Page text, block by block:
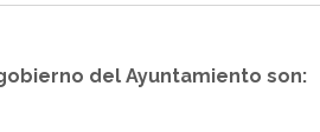
del Ayuntamiento son: